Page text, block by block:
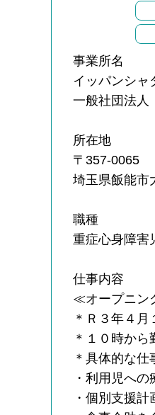
事業所名
イッパンシ
一般社団法
所在地
〒357-0065
埼玉県飯能市
職種
重症心身障害
仕事内容
≪オープニン
＊Ｒ３年４月
＊１０時から
＊具体的な仕
・利用児への
・個別支援